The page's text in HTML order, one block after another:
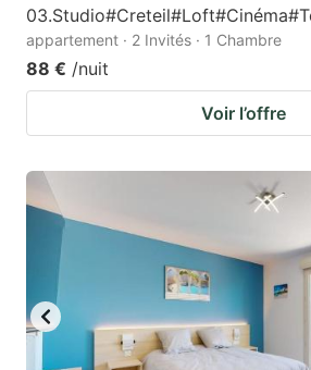
appartement · 2 Invités · 1 Chambre
88 € /nuit
Voir l’offre